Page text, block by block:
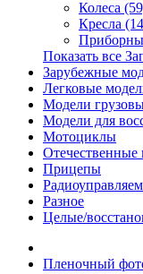
Колеса
Кресла
Показать все
Зарубежные
Легковые
Модели
Модели для
Мотоциклы
Отечественные
Прицепы
Разное
Целые/
Пленочный